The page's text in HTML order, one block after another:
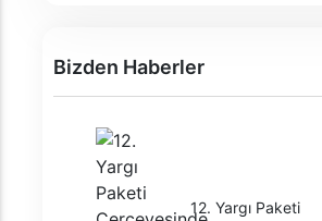
Bizden Haberler
12. Yargı Paketi